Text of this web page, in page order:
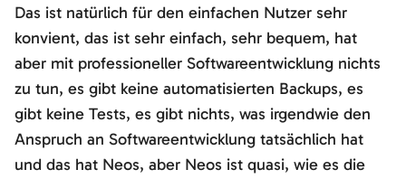
Das ist natürlich für den einfachen Nutzer sehr
konvient, das ist sehr einfach, sehr bequem, hat
aber mit professioneller Softwareentwicklung nichts
zu tun, es gibt keine automatisierten Backups, es
gibt keine Tests, es gibt nichts, was irgendwie den
Anspruch an Softwareentwicklung tatsächlich hat
und das hat Neos, aber Neos ist quasi, wie es die